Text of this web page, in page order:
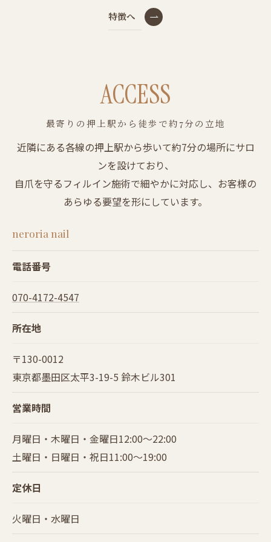
特徴へ
最寄りの押上駅から徒歩で約7分の立地
ACCESS
近隣にある各線の押上駅から歩いて約7分の場所にサロ
ンを設けており、
自爪を守るフィルイン施術で細やかに対応し、お客様の
あらゆる要望を形にしています。
neroria nail
電話番号
070-4172-4547
所在地
〒130-0012
東京都墨田区太平3-19-5 鈴木ビル301
営業時間
月曜日・木曜日・金曜日12:00～22:00
土曜日・日曜日・祝日11:00～19:00
定休日
火曜日・水曜日